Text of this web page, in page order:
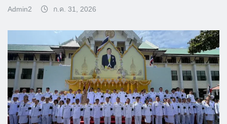
Admin2 ก.ค. 31, 2026